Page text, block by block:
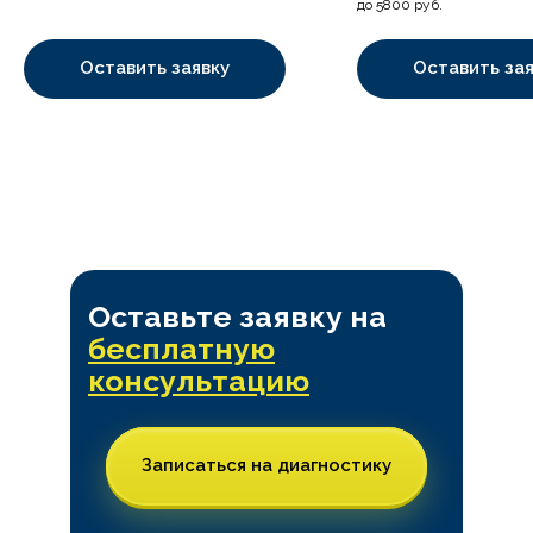
Оставить заявку
до 5800 руб.
Оставить
Оставьте заявку на
бесплатную
консультацию
Записаться на диагностику